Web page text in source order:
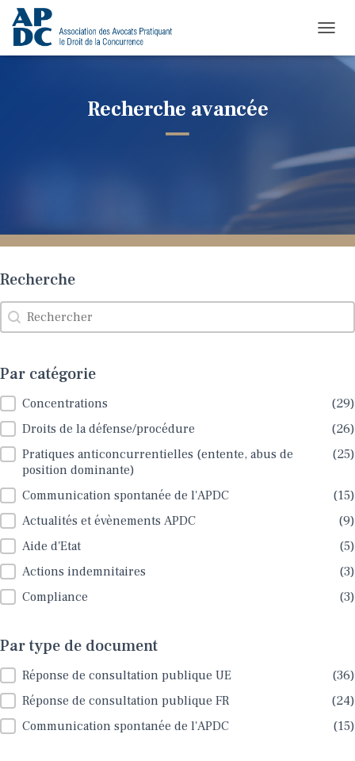
Recherche avancée
Recherche
Recherche
Recherche
Par catégorie
Par catégorie
Concentrations
(29)
Droits de la défense/procédure
(26)
Pratiques anticoncurrentielles (entente, abus de
position dominante)
(25)
Communication spontanée de l'APDC
(15)
Actualités et évènements APDC
(9)
Aide d'Etat
(5)
Actions indemnitaires
(3)
Compliance
(3)
Par type de document
Par type de document
Réponse de consultation publique UE
(36)
Réponse de consultation publique FR
(24)
Communication spontanée de l'APDC
(15)